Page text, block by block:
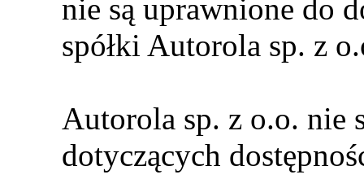
nie są uprawnione do
spółki Autorola sp. z
Autorola sp. z o.o. nie
dotyczących